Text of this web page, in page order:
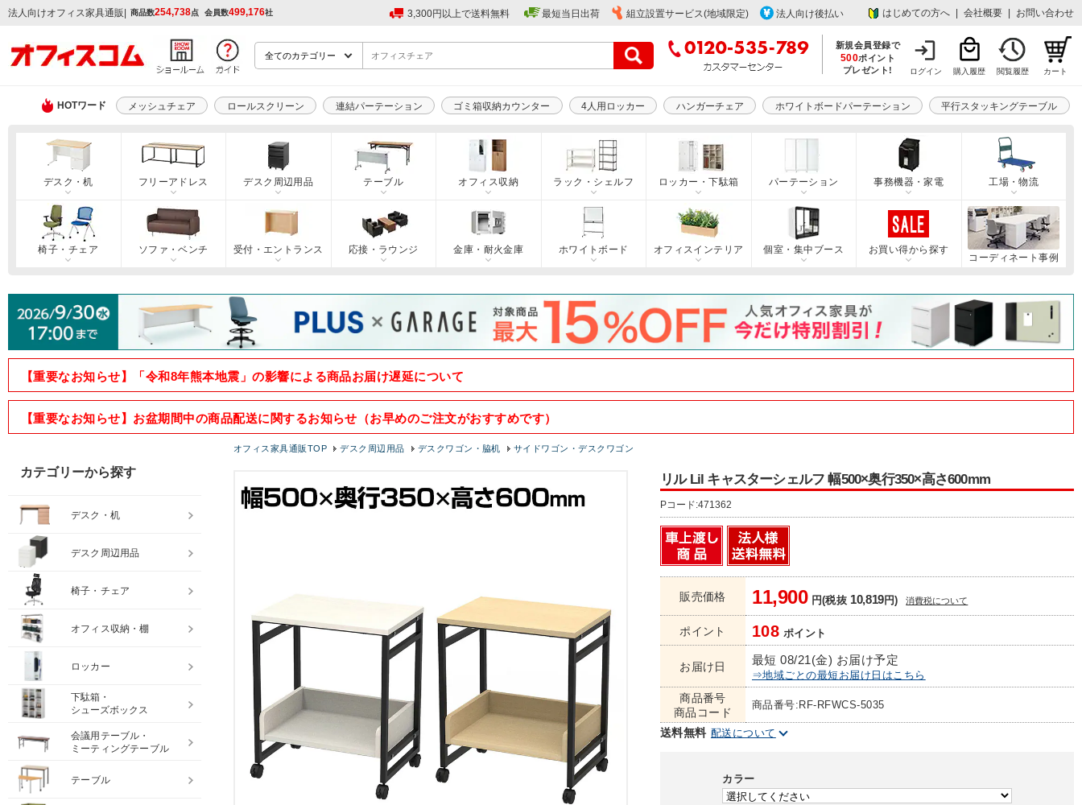
法人向けオフィス家具通販 | 商品数254,738点 会員数499,176社 3,300円以上で送料無料 最短当日出荷 組立設置サービス(地域限定) 法人向け後払い はじめての方へ 会社概要 お問い合わせ
新規会員登録で
500ポイント
プレゼント!
ログイン 購入履歴 閲覧履歴 カート
HOTワード メッシュチェア ロールスクリーン 連結パーテーション ゴミ箱収納カウンター 4人用ロッカー ハンガーチェア ホワイトボードパーテーション 平行スタッキングテーブル
デスク・机 フリーアドレス デスク周辺用品 テーブル オフィス収納 ラック・シェルフ ロッカー・下駄箱 パーテーション 事務機器・家電 工場・物流
椅子・チェア ソファ・ベンチ 受付・エントランス 応接・ラウンジ 金庫・耐火金庫 ホワイトボード オフィスインテリア 個室・集中ブース
お買い得から探す
コーディネート事例
【重要なお知らせ】「令和8年熊本地震」の影響による商品お届け遅延について
【重要なお知らせ】お盆期間中の商品配送に関するお知らせ（お早めのご注文がおすすめです）
オフィス家具通販TOP デスク周辺用品 デスクワゴン・脇机 サイドワゴン・デスクワゴン
リル Lil キャスターシェルフ 幅500×奥行350×高さ600mm
Pコード:471362
販売価格 11,900円(税抜 10,819円) 消費税について
ポイント 108 ポイント
お届け日 最短 08/21(金) お届け予定
⇒地域ごとの最短お届け日はこちら
商品番号
商品コード
商品番号:RF-RFWCS-5035
送料無料 配送について
カラー
カテゴリーから探す
デスク・机
デスク周辺用品
椅子・チェア
オフィス収納・棚
ロッカー
下駄箱・
シューズボックス
会議用テーブル・
ミーティングテーブル
テーブル